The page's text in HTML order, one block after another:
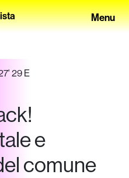
Menu
29 E
e
comune